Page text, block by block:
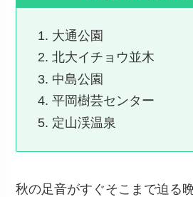
大通公園
北大イチョウ並木
中島公園
平岡樹芸センター
定山渓温泉
秋の足音がすぐそこまで迫る